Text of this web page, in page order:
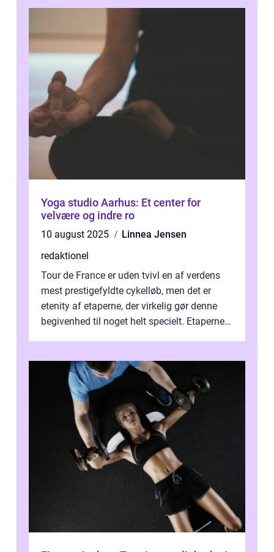
Yoga studio Aarhus: Et center for
velvære og indre ro
10 august 2025
Linnea Jensen
redaktionel
Tour de France er uden tvivl en af verdens
mest prestigefyldte cykelløb, men det er
etenity af etaperne, der virkelig gør denne
begivenhed til noget helt specielt. Etaperne i